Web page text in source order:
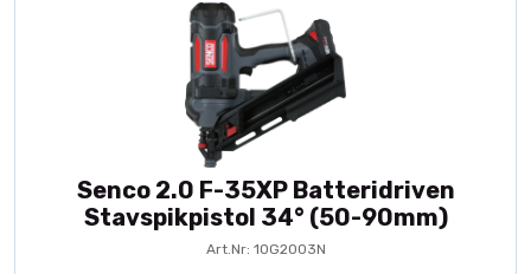
Senco 2.0 F-35XP Batteridriven
Stavspikpistol 34° (50-90mm)
Art.Nr: 10G2003N